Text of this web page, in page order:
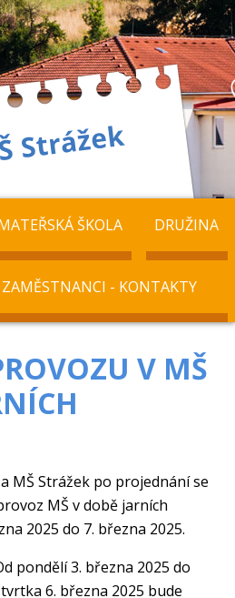
ŠKOLA DRUŽINA
ZAMĚSTNANCI - KONTAKTY
V MŠ
MŠ Strážek po projednání se
MŠ v době jarních
2025 do 7. března 2025.
pondělí 3. března 2025 do
6. března 2025 bude